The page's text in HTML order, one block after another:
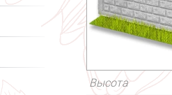
Высота